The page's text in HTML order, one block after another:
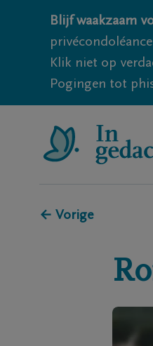
Blijf waakzaam
Klik niet op
Pogingen tot
← Vorige